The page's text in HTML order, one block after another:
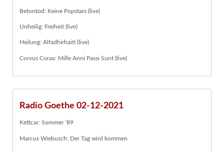
Betontod: Keine Popstars (live)
Unheilig: Freiheit (live)
Heilung: Alfadhirhaiti (live)
Corvus Corax: Mille Anni Passi Sunt (live)
Radio Goethe 02-12-2021
Kettcar: Sommer ’89
Marcus Wiebusch: Der Tag wird kommen